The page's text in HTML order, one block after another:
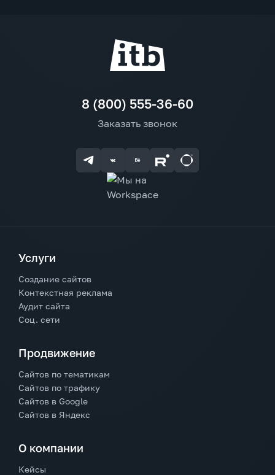
8 (800) 555-36-60
Заказать звонок
Услуги
Создание сайтов
Контекстная реклама
Аудит сайта
Соц. сети
Продвижение
Сайтов по тематикам
Сайтов по трафику
Сайтов в Google
Сайтов в Яндекс
О компании
Кейсы